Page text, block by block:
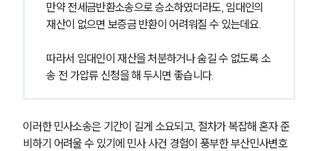
만약 전세금반환소송으로 승소하였더라도, 임대인의
재산이 없으면 보증금 반환이 어려워질 수 있는데요.
따라서 임대인이 재산을 처분하거나 숨길 수 없도록 소
송 전 가압류 신청을 해 두시면 좋습니다.
이러한 민사소송은 기간이 길게 소요되고, 절차가 복잡해 혼자 준
비하기 어려울 수 있기에 민사 사건 경험이 풍부한 부산민사변호